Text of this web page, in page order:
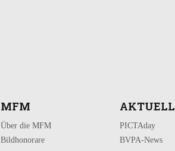
MFM
Über die MFM
Bildhonorare
AKTUELL
PICTAday
BVPA-News